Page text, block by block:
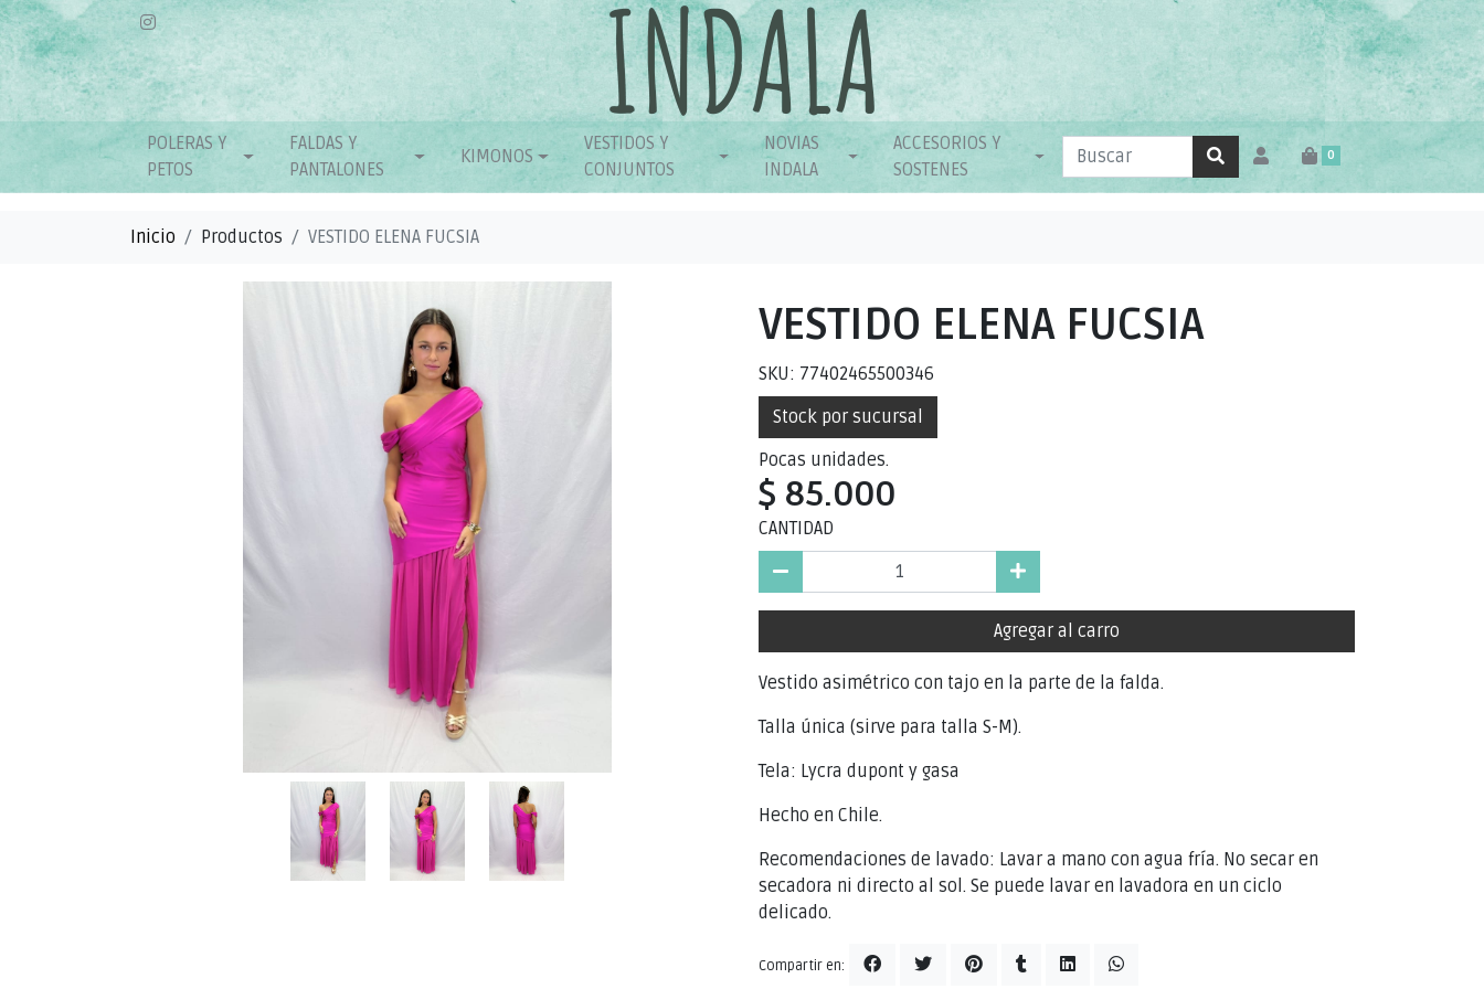
0
POLERAS Y
PETOS
FALDAS Y
PANTALONES
KIMONOS
VESTIDOS Y
CONJUNTOS
NOVIAS
INDALA
ACCESORIOS Y
SOSTENES
Inicio Productos VESTIDO ELENA FUCSIA
VESTIDO ELENA FUCSIA
SKU: 77402465500346
Stock por sucursal
Pocas unidades.
$ 85.000
CANTIDAD
Agregar al carro
Vestido asimétrico con tajo en la parte de la falda.
Talla única (sirve para talla S-M).
Tela: Lycra dupont y gasa
Hecho en Chile.
Recomendaciones de lavado: Lavar a mano con agua fría. No secar en
secadora ni directo al sol. Se puede lavar en lavadora en un ciclo
delicado.
Compartir en: